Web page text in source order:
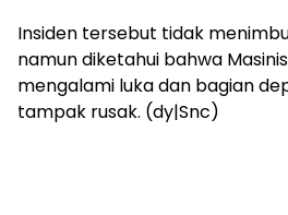
Insiden tersebut tidak
namun diketahui bahwa
mengalami luka dan bagian
tampak rusak. (dy|Snc)